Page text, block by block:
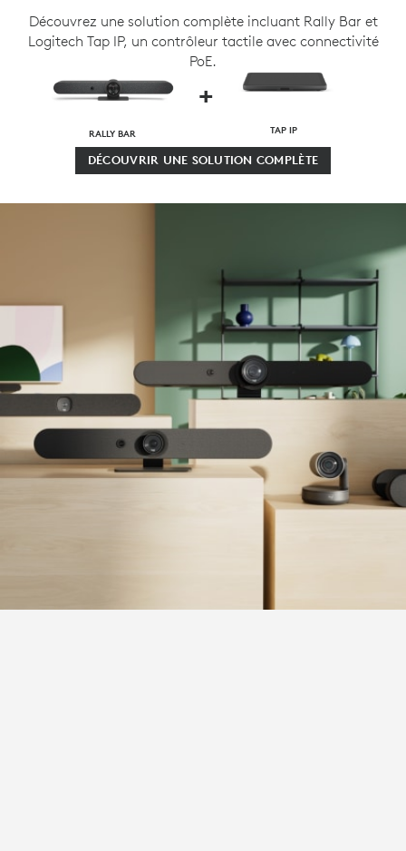
Découvrez une solution complète incluant Rally Bar et
Logitech Tap IP, un contrôleur tactile avec connectivité
PoE.
RALLY BAR
+
TAP IP
DÉCOUVRIR UNE SOLUTION COMPLÈTE